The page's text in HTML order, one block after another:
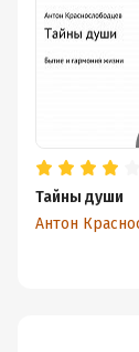
Тайны души